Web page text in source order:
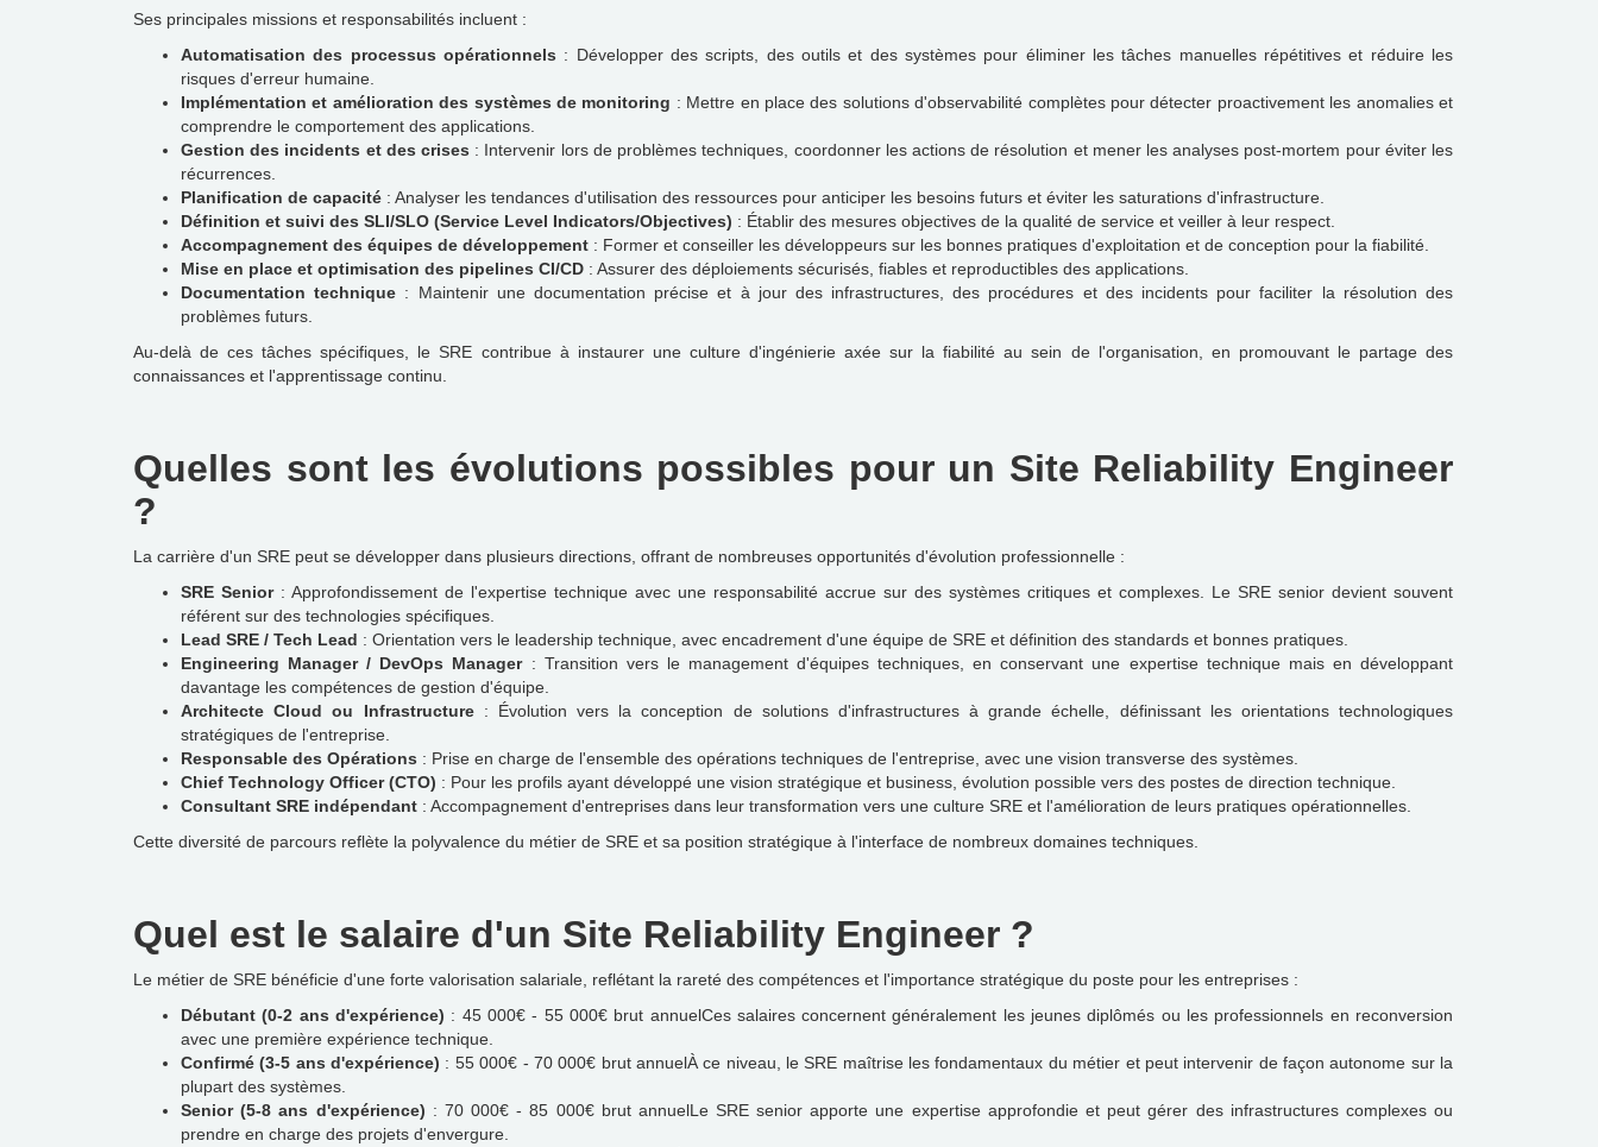
Ses principales missions et responsabilités incluent :
Automatisation des processus opérationnels : Développer des scripts, des outils et des systèmes pour éliminer les tâches manuelles répétitives et réduire les
risques d'erreur humaine.
Implémentation et amélioration des systèmes de monitoring : Mettre en place des solutions d'observabilité complètes pour détecter proactivement les anomalies et
comprendre le comportement des applications.
Gestion des incidents et des crises : Intervenir lors de problèmes techniques, coordonner les actions de résolution et mener les analyses post-mortem pour éviter les
récurrences.
Planification de capacité : Analyser les tendances d'utilisation des ressources pour anticiper les besoins futurs et éviter les saturations d'infrastructure.
Définition et suivi des SLI/SLO (Service Level Indicators/Objectives) : Établir des mesures objectives de la qualité de service et veiller à leur respect.
Accompagnement des équipes de développement : Former et conseiller les développeurs sur les bonnes pratiques d'exploitation et de conception pour la fiabilité.
Mise en place et optimisation des pipelines CI/CD : Assurer des déploiements sécurisés, fiables et reproductibles des applications.
Documentation technique : Maintenir une documentation précise et à jour des infrastructures, des procédures et des incidents pour faciliter la résolution des
problèmes futurs.
Au-delà de ces tâches spécifiques, le SRE contribue à instaurer une culture d'ingénierie axée sur la fiabilité au sein de l'organisation, en promouvant le partage des
connaissances et l'apprentissage continu.
Quelles sont les évolutions possibles pour un Site Reliability Engineer
?
La carrière d'un SRE peut se développer dans plusieurs directions, offrant de nombreuses opportunités d'évolution professionnelle :
SRE Senior: Approfondissement de l'expertise technique avec une responsabilité accrue sur des systèmes critiques et complexes. Le SRE senior devient souvent
référent sur des technologies spécifiques.
Lead SRE / Tech Lead : Orientation vers le leadership technique, avec encadrement d'une équipe de SRE et définition des standards et bonnes pratiques.
Engineering Manager / DevOps Manager: Transition vers le management d'équipes techniques, en conservant une expertise technique mais en développant
davantage les compétences de gestion d'équipe.
Architecte Cloud ou Infrastructure: Évolution vers la conception de solutions d'infrastructures à grande échelle, définissant les orientations technologiques
stratégiques de l'entreprise.
Responsable des Opérations : Prise en charge de l'ensemble des opérations techniques de l'entreprise, avec une vision transverse des systèmes.
Chief Technology Officer (CTO) : Pour les profils ayant développé une vision stratégique et business, évolution possible vers des postes de direction technique.
Consultant SRE indépendant : Accompagnement d'entreprises dans leur transformation vers une culture SRE et l'amélioration de leurs pratiques opérationnelles.
Cette diversité de parcours reflète la polyvalence du métier de SRE et sa position stratégique à l'interface de nombreux domaines techniques.
Quel est le salaire d'un Site Reliability Engineer ?
Le métier de SRE bénéficie d'une forte valorisation salariale, reflétant la rareté des compétences et l'importance stratégique du poste pour les entreprises :
Débutant (0-2 ans d'expérience) : 45 000€ - 55 000€ brut annuelCes salaires concernent généralement les jeunes diplômés ou les professionnels en reconversion
avec une première expérience technique.
Confirmé (3-5 ans d'expérience) : 55 000€ - 70 000€ brut annuelÀ ce niveau, le SRE maîtrise les fondamentaux du métier et peut intervenir de façon autonome sur la
plupart des systèmes.
Senior (5-8 ans d'expérience) : 70 000€ - 85 000€ brut annuelLe SRE senior apporte une expertise approfondie et peut gérer des infrastructures complexes ou
prendre en charge des projets d'envergure.